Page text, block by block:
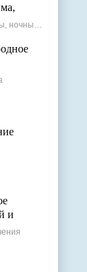
11.05.23, Кафе, рестораны, ночные клубы
и